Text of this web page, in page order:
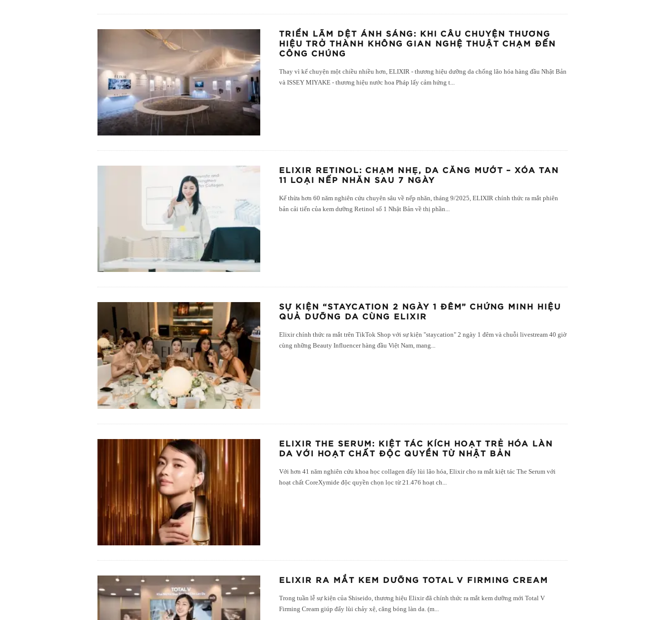
TRIỂN LÃM DỆT ÁNH SÁNG: KHI CÂU CHUYỆN THƯƠNG
HIỆU TRỞ THÀNH KHÔNG GIAN NGHỆ THUẬT CHẠM ĐẾN
CÔNG CHÚNG
Thay vì kể chuyện một chiều nhiều hơn, ELIXIR - thương hiệu dưỡng da chống lão hóa hàng đầu Nhật Bản
và ISSEY MIYAKE - thương hiệu nước hoa Pháp lấy cảm hứng t...
ELIXIR RETINOL: CHẠM NHẸ, DA CĂNG MƯỚT – XÓA TAN
11 LOẠI NẾP NHĂN SAU 7 NGÀY
Kế thừa hơn 60 năm nghiên cứu chuyên sâu về nếp nhăn, tháng 9/2025, ELIXIR chính thức ra mắt phiên
bản cải tiến của kem dưỡng Retinol số 1 Nhật Bản về thị phần...
SỰ KIỆN “STAYCATION 2 NGÀY 1 ĐÊM” CHỨNG MINH HIỆU
QUẢ DƯỠNG DA CÙNG ELIXIR
Elixir chính thức ra mắt trên TikTok Shop với sự kiện "staycation" 2 ngày 1 đêm và chuỗi livestream 40 giờ
cùng những Beauty Influencer hàng đầu Việt Nam, mang...
ELIXIR THE SERUM: KIỆT TÁC KÍCH HOẠT TRẺ HÓA LÀN
DA VỚI HOẠT CHẤT ĐỘC QUYỀN TỪ NHẬT BẢN
Với hơn 41 năm nghiên cứu khoa học collagen đẩy lùi lão hóa, Elixir cho ra mắt kiệt tác The Serum với
hoạt chất CoreXymide độc quyền chọn lọc từ 21.476 hoạt ch
ELIXIR RA MẮT KEM DƯỠNG TOTAL V FIRMING CREAM
Trong tuần lễ sự kiện của Shiseido, thương hiệu Elixir đã chính thức ra mắt kem dưỡng mới Total V
Firming Cream giúp đẩy lùi chảy xệ, căng bóng làn da. (m...